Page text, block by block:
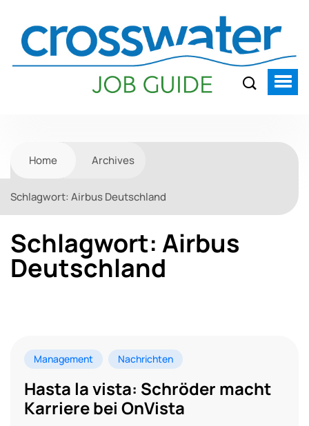
Home Archives
Schlagwort: Airbus Deutschland
Schlagwort: Airbus
Deutschland
Management Nachrichten
Hasta la vista: Schröder macht
Karriere bei OnVista